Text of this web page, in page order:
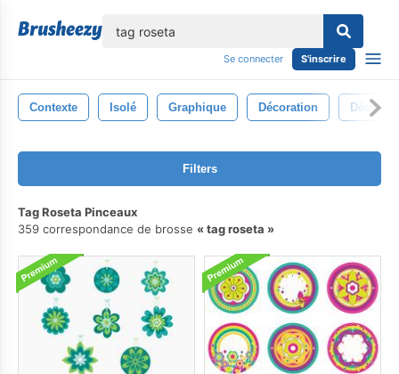
Se connecter S'inscrire
Contexte Isolé Graphique Décoration Décoratif
Filters
Tag Roseta Pinceaux
359 correspondance de brosse
tag roseta